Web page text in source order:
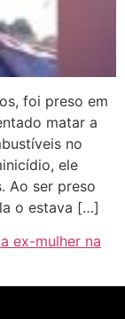
foi preso em
matar a
no
ele
Ao ser preso
o estava […]
ex-mulher na